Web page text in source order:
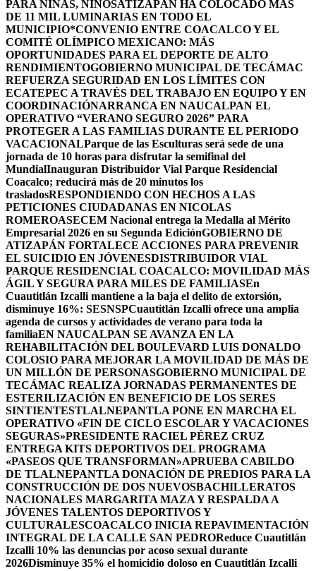
PARA NIÑAS, NIÑOSATIZAPÁN HA COLOCADO MÁS
DE 11 MIL LUMINARIAS EN TODO EL
MUNICIPIO*CONVENIO ENTRE COACALCO Y EL
COMITÉ OLÍMPICO MEXICANO: MÁS
OPORTUNIDADES PARA EL DEPORTE DE ALTO
RENDIMIENTOGOBIERNO MUNICIPAL DE TECÁMAC
REFUERZA SEGURIDAD EN LOS LÍMITES CON
ECATEPEC A TRAVÉS DEL TRABAJO EN EQUIPO Y EN
COORDINACIÓNARRANCA EN NAUCALPAN EL
OPERATIVO “VERANO SEGURO 2026” PARA
PROTEGER A LAS FAMILIAS DURANTE EL PERIODO
VACACIONALParque de las Esculturas será sede de una
jornada de 10 horas para disfrutar la semifinal del
MundialInauguran Distribuidor Vial Parque Residencial
Coacalco; reducirá más de 20 minutos los
trasladosRESPONDIENDO CON HECHOS A LAS
PETICIONES CIUDADANAS EN NICOLAS
ROMEROASECEM Nacional entrega la Medalla al Mérito
Empresarial 2026 en su Segunda EdiciónGOBIERNO DE
ATIZAPÁN FORTALECE ACCIONES PARA PREVENIR
EL SUICIDIO EN JÓVENESDISTRIBUIDOR VIAL
PARQUE RESIDENCIAL COACALCO: MOVILIDAD MÁS
ÁGIL Y SEGURA PARA MILES DE FAMILIASEn
Cuautitlán Izcalli mantiene a la baja el delito de extorsión,
disminuye 16%: SESNSPCuautitlán Izcalli ofrece una amplia
agenda de cursos y actividades de verano para toda la
familiaEN NAUCALPAN SE AVANZA EN LA
REHABILITACIÓN DEL BOULEVARD LUIS DONALDO
COLOSIO PARA MEJORAR LA MOVILIDAD DE MÁS DE
UN MILLÓN DE PERSONASGOBIERNO MUNICIPAL DE
TECÁMAC REALIZA JORNADAS PERMANENTES DE
ESTERILIZACIÓN EN BENEFICIO DE LOS SERES
SINTIENTESTLALNEPANTLA PONE EN MARCHA EL
OPERATIVO «FIN DE CICLO ESCOLAR Y VACACIONES
SEGURAS»PRESIDENTE RACIEL PÉREZ CRUZ
ENTREGA KITS DEPORTIVOS DEL PROGRAMA
«PASEOS QUE TRANSFORMAN»APRUEBA CABILDO
DE TLALNEPANTLA DONACIÓN DE PREDIOS PARA LA
CONSTRUCCIÓN DE DOS NUEVOSBACHILLERATOS
NACIONALES MARGARITA MAZA Y RESPALDA A
JÓVENES TALENTOS DEPORTIVOS Y
CULTURALESCOACALCO INICIA REPAVIMENTACIÓN
INTEGRAL DE LA CALLE SAN PEDROReduce Cuautitlán
Izcalli 10% las denuncias por acoso sexual durante
2026Disminuye 35% el homicidio doloso en Cuautitlán Izcalli